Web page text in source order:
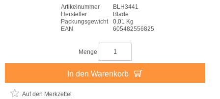
Artikelnummer
BLH3441
Hersteller
Blade
Packungsgewicht
0,01 Kg
EAN
605482556825
Menge
In den Warenkorb
Auf den Merkzettel